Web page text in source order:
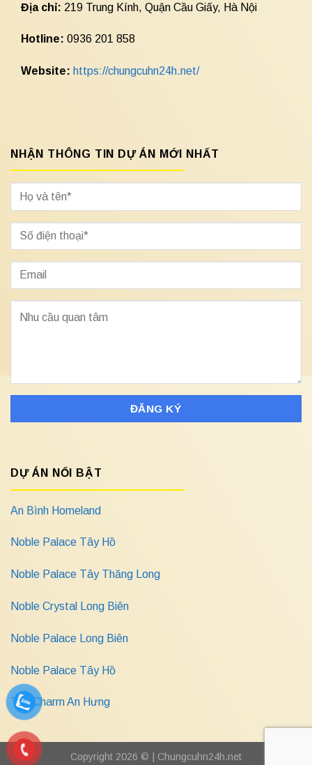
Địa chỉ: 219 Trung Kính, Quận Cầu Giấy, Hà Nội
Hotline: 0936 201 858
Website: https://chungcuhn24h.net/
NHẬN THÔNG TIN DỰ ÁN MỚI NHẤT
DỰ ÁN NỔI BẬT
An Bình Homeland
Noble Palace Tây Hồ
Noble Palace Tây Thăng Long
Noble Crystal Long Biên
Noble Palace Long Biên
Noble Palace Tây Hồ
The Charm An Hưng
Copyright 2026 © | Chungcuhn24h.net